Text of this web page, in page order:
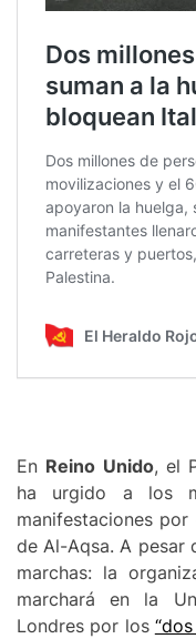
En Reino Unido, el
ha urgido a los
manifestaciones
de Al-Aqsa. A pesar
marchas: la
marchará en la
Londres por los